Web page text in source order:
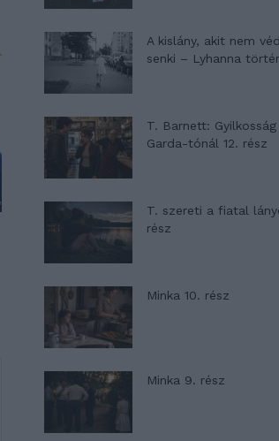
A kislány, akit nem
senki – Lyhanna
T. Barnett: Gyilkosság
Garda-tónál 12. rész
T. szereti a fiatal
rész
Minka 10. rész
Minka 9. rész